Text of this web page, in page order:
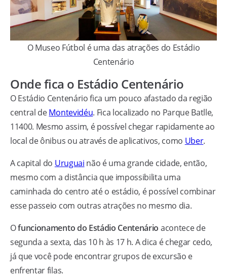
O Museo Fútbol é uma das atrações do Estádio
Centenário
Onde fica o Estádio Centenário
O Estádio Centenário fica um pouco afastado da região
central deMontevidéu. Fica localizado no Parque Batlle,
11400. Mesmo assim, é possível chegar rapidamente ao
local de ônibus ou através de aplicativos, como Uber.
A capital do Uruguai não é uma grande cidade, então,
mesmo com a distância que impossibilita uma
caminhada do centro até o estádio, é possível combinar
esse passeio com outras atrações no mesmo dia.
Ofuncionamento do Estádio Centenário acontece de
segunda a sexta, das 10 h às 17 h. A dica é chegar cedo,
já que você pode encontrar grupos de excursão e
enfrentar filas.